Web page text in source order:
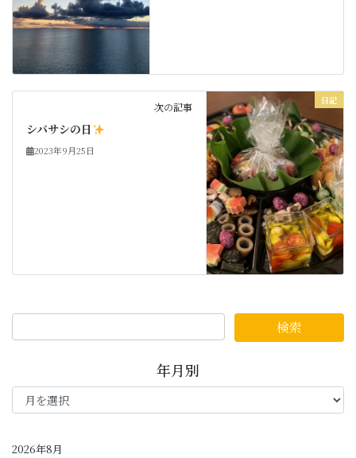
日記
次の記事
シバサシの日
2023年9月25日
年月別
年
月
2026年8月